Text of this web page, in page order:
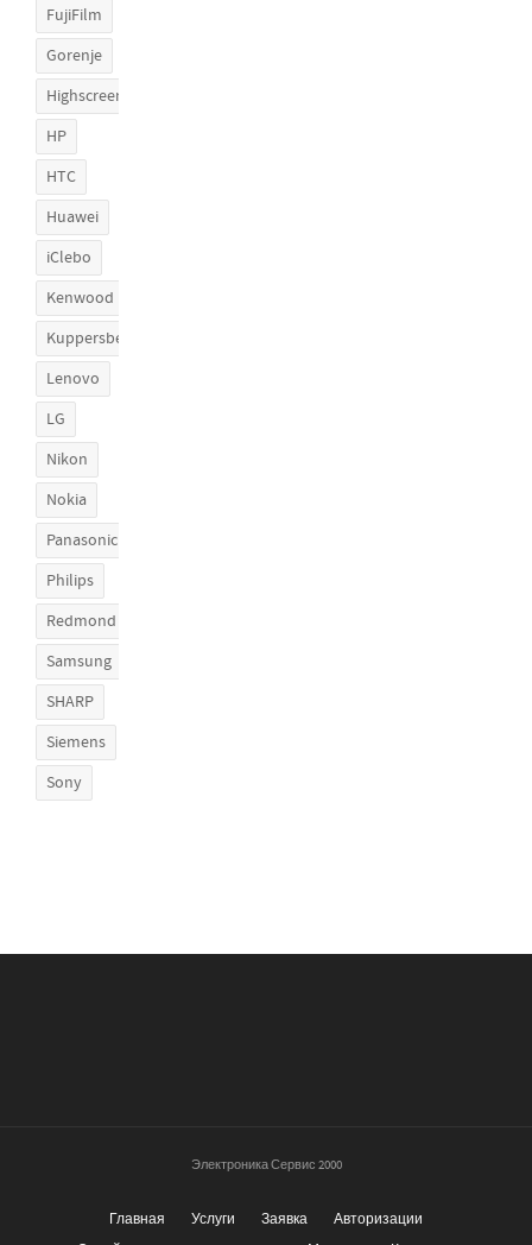
FujiFilm
Gorenje
Highscreen
HP
HTC
Huawei
iClebo
Kenwood
Kuppersberg
Lenovo
LG
Nikon
Nokia
Panasonic
Philips
Redmond
Samsung
SHARP
Siemens
Sony
Электроника Сервис 2000
Главная Услуги Заявка
Авторизации